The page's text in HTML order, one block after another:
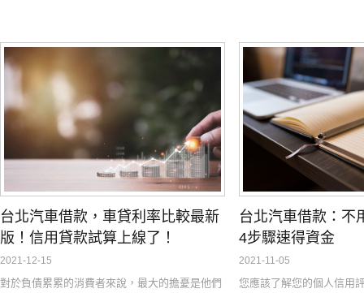
台北汽車借款，車貸利率比較最新
版！信用貸款試算上線了！
2021-12-15
對於負債累累的消費者來說，最大的擔憂是他們
台北汽車借款：不
4步驟速得資金
2021-11-05
您應該了解您的個人信用